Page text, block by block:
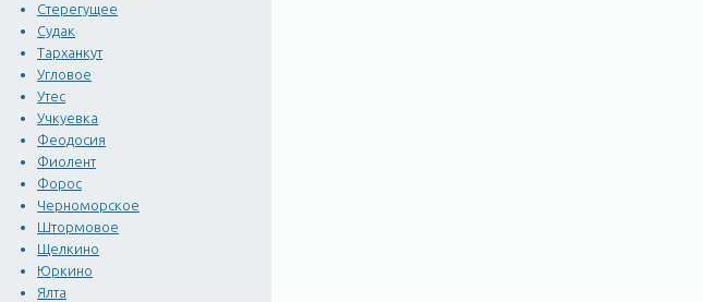
Стерегущее
Судак
Тарханкут
Угловое
Утес
Учкуевка
Феодосия
Фиолент
Форос
Черноморское
Штормовое
Щелкино
Юркино
Ялта